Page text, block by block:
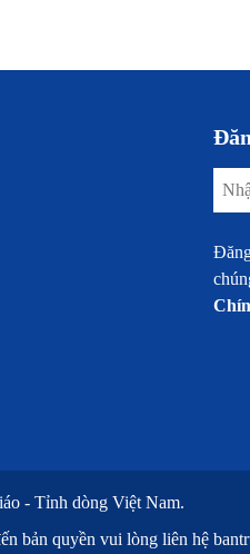
- Tỉnh dòng Việt Nam.
bản quyền vui lòng liên hệ